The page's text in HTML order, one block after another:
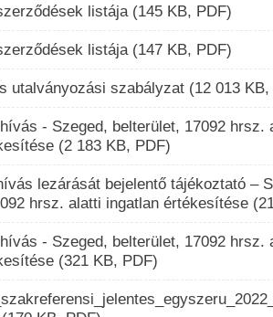
listája (145 KB, PDF)
listája (147 KB, PDF)
utalványozási szabályzat (12 013 KB,
- Szeged, belterület, 17092 hrsz.
(2 183 KB, PDF)
lezárását bejelentő tájékoztató –
hrsz. alatti ingatlan értékesítése
- Szeged, belterület, 17092 hrsz.
(321 KB, PDF)